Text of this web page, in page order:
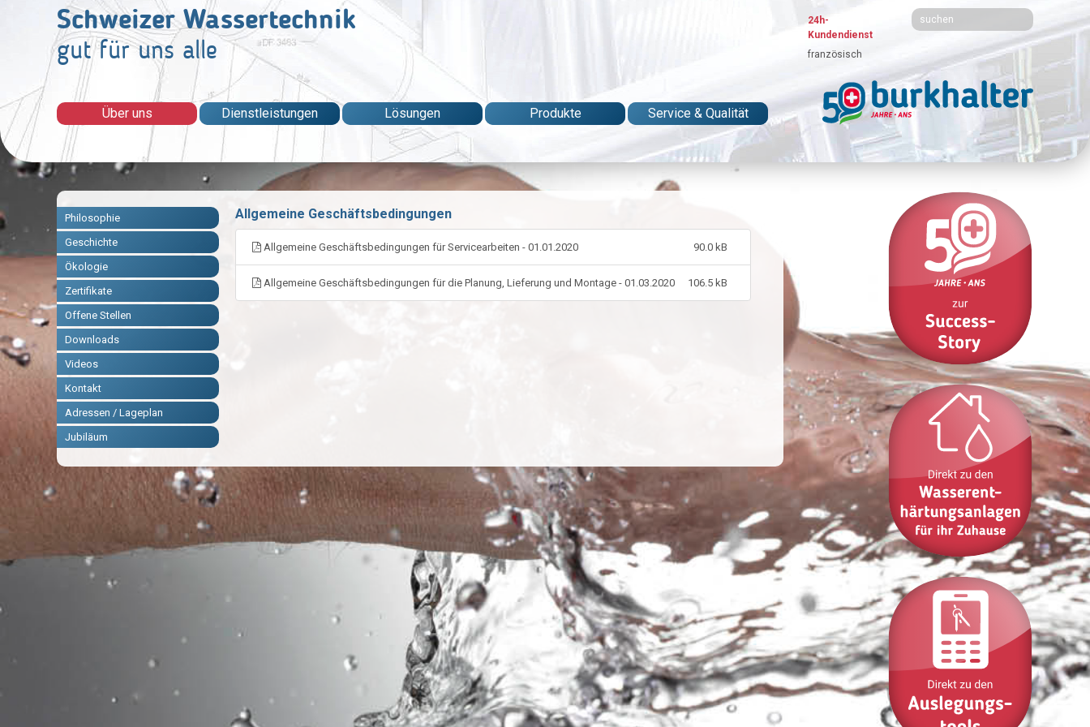
Schweizer Wassertechnik
gut für uns alle
24h-
Kundendienst
französisch
Über uns Dienstleistungen Lösungen Produkte Service & Qualität
Philosophie
Geschichte
Ökologie
Zertifikate
Offene Stellen
Downloads
Videos
Kontakt
Adressen / Lageplan
Jubiläum
Allgemeine Geschäftsbedingungen
Allgemeine Geschäftsbedingungen für Servicearbeiten - 01.01.2020 90.0 kB
Allgemeine Geschäftsbedingungen für die Planung, Lieferung und Montage - 01.03.2020 106.5 kB